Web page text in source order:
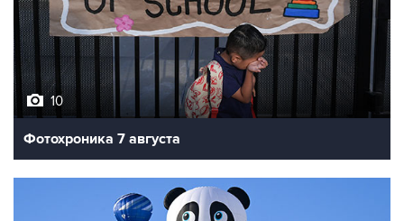
10
Фотохроника 7 августа